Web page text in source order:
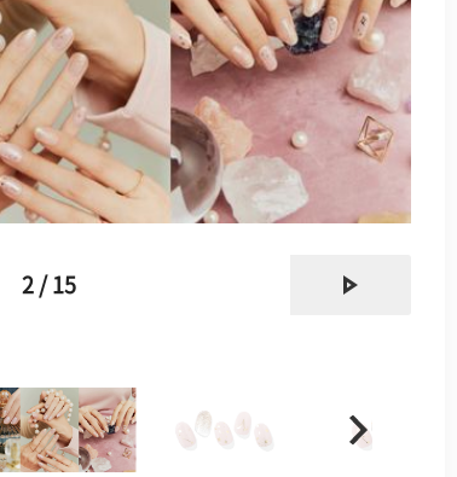
2 / 15